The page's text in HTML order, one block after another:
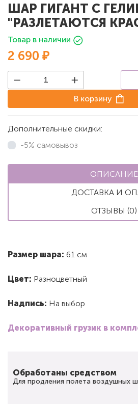
ШАР ГИГАНТ С
"РАЗЛЕТАЮТСЯ
Товар в наличии
2 690 ₽
В корзину
Дополнительные скидки:
-5% самовывоз
ОПИСАНИЕ
ДОСТАВКА И
ОТЗЫВЫ (0)
Размер шара: 61 см
Цвет: Разноцветный
Надпись: На выбор
Декоративный грузик в
Обработаны средством
Для продления полета воздушных